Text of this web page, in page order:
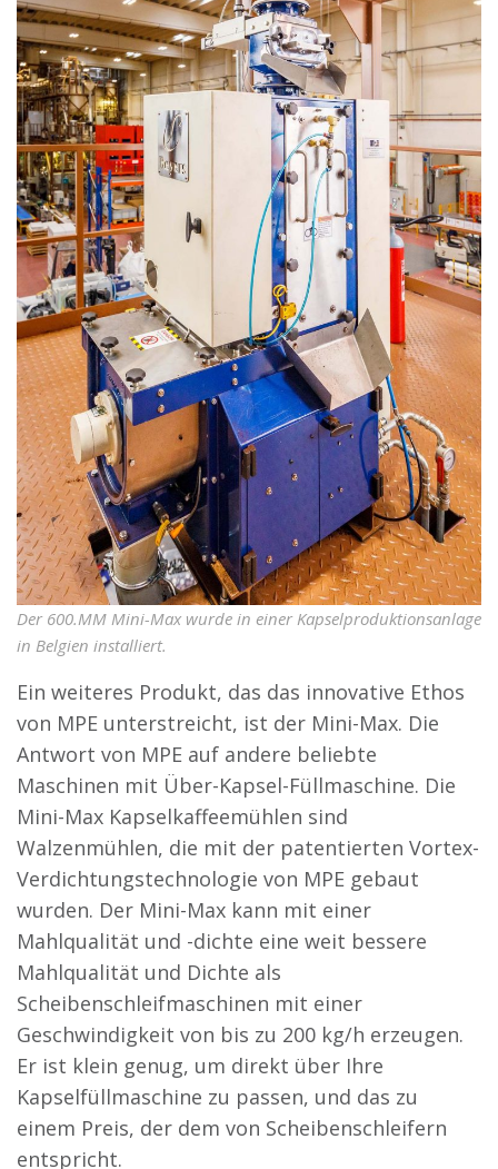
Der 600.MM Mini-Max wurde in einer Kapselproduktionsanlage
in Belgien installiert.
Ein weiteres Produkt, das das innovative Ethos
von MPE unterstreicht, ist der Mini-Max. Die
Antwort von MPE auf andere beliebte
Maschinen mit Über-Kapsel-Füllmaschine. Die
Mini-Max Kapselkaffeemühlen sind
Walzenmühlen, die mit der patentierten Vortex-
Verdichtungstechnologie von MPE gebaut
wurden. Der Mini-Max kann mit einer
Mahlqualität und -dichte eine weit bessere
Mahlqualität und Dichte als
Scheibenschleifmaschinen mit einer
Geschwindigkeit von bis zu 200 kg/h erzeugen.
Er ist klein genug, um direkt über Ihre
Kapselfüllmaschine zu passen, und das zu
einem Preis, der dem von Scheibenschleifern
entspricht.